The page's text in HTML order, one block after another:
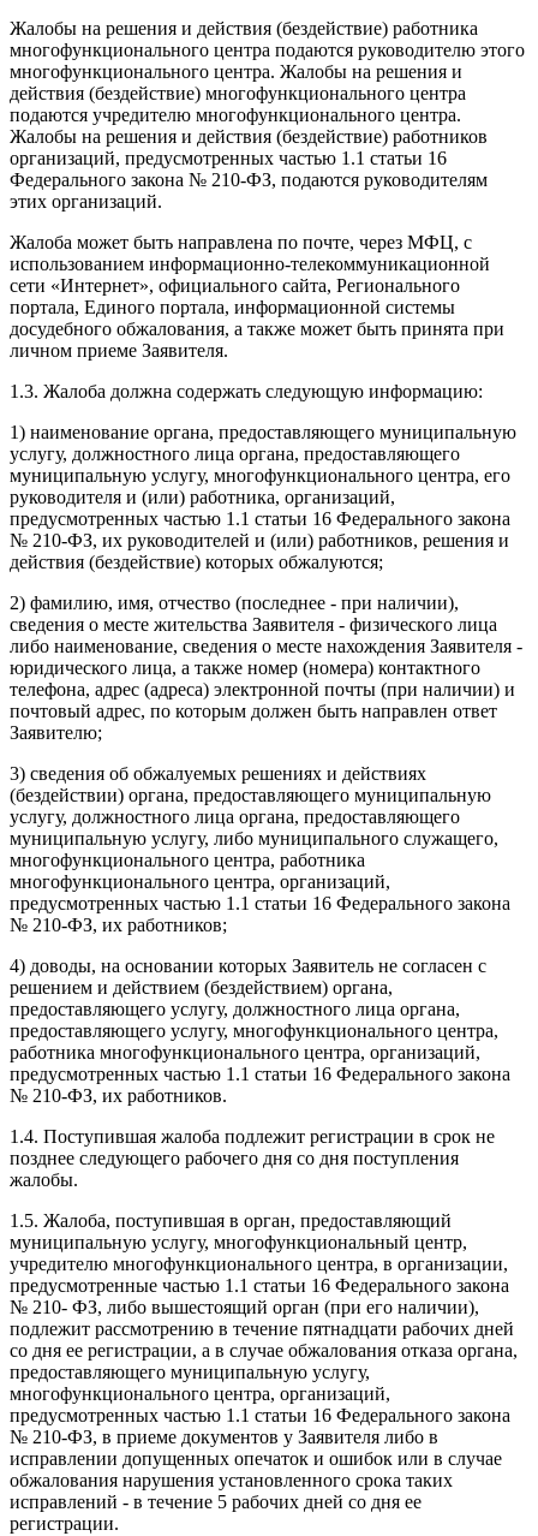
Жалобы на решения и действия (бездействие) работника
многофункционального центра подаются руководителю этого
многофункционального центра. Жалобы на решения и
действия (бездействие) многофункционального центра
подаются учредителю многофункционального центра.
Жалобы на решения и действия (бездействие) работников
организаций, предусмотренных частью 1.1 статьи 16
Федерального закона № 210-ФЗ, подаются руководителям
этих организаций.
Жалоба может быть направлена по почте, через МФЦ, с
использованием информационно-телекоммуникационной
сети «Интернет», официального сайта, Регионального
портала, Единого портала, информационной системы
досудебного обжалования, а также может быть принята при
личном приеме Заявителя.
1.3. Жалоба должна содержать следующую информацию:
1) наименование органа, предоставляющего муниципальную
услугу, должностного лица органа, предоставляющего
муниципальную услугу, многофункционального центра, его
руководителя и (или) работника, организаций,
предусмотренных частью 1.1 статьи 16 Федерального закона
№ 210-ФЗ, их руководителей и (или) работников, решения и
действия (бездействие) которых обжалуются;
2) фамилию, имя, отчество (последнее - при наличии),
сведения о месте жительства Заявителя - физического лица
либо наименование, сведения о месте нахождения Заявителя -
юридического лица, а также номер (номера) контактного
телефона, адрес (адреса) электронной почты (при наличии) и
почтовый адрес, по которым должен быть направлен ответ
Заявителю;
3) сведения об обжалуемых решениях и действиях
(бездействии) органа, предоставляющего муниципальную
услугу, должностного лица органа, предоставляющего
муниципальную услугу, либо муниципального служащего,
многофункционального центра, работника
многофункционального центра, организаций,
предусмотренных частью 1.1 статьи 16 Федерального закона
№ 210-ФЗ, их работников;
4) доводы, на основании которых Заявитель не согласен с
решением и действием (бездействием) органа,
предоставляющего услугу, должностного лица органа,
предоставляющего услугу, многофункционального центра,
работника многофункционального центра, организаций,
предусмотренных частью 1.1 статьи 16 Федерального закона
№ 210-ФЗ, их работников.
1.4. Поступившая жалоба подлежит регистрации в срок не
позднее следующего рабочего дня со дня поступления
жалобы.
1.5. Жалоба, поступившая в орган, предоставляющий
муниципальную услугу, многофункциональный центр,
учредителю многофункционального центра, в организации,
предусмотренные частью 1.1 статьи 16 Федерального закона
№ 210- ФЗ, либо вышестоящий орган (при его наличии),
подлежит рассмотрению в течение пятнадцати рабочих дней
со дня ее регистрации, а в случае обжалования отказа органа,
предоставляющего муниципальную услугу,
многофункционального центра, организаций,
предусмотренных частью 1.1 статьи 16 Федерального закона
№ 210-ФЗ, в приеме документов у Заявителя либо в
исправлении допущенных опечаток и ошибок или в случае
обжалования нарушения установленного срока таких
исправлений - в течение 5 рабочих дней со дня ее
регистрации.